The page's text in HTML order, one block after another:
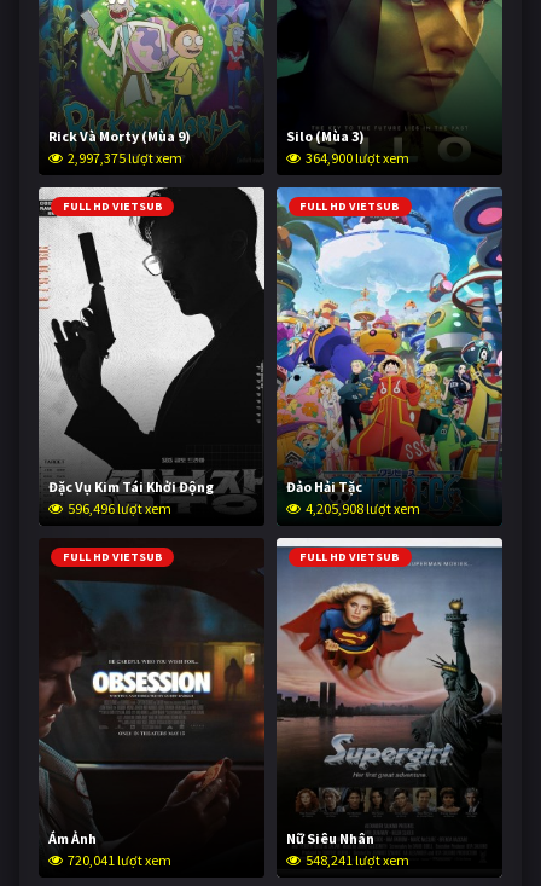
Rick Và Morty (Mùa 9)
2,997,375 lượt xem
Silo (Mùa 3)
364,900 lượt xem
FULL HD VIETSUB
Đặc Vụ Kim Tái Khởi Động
596,496 lượt xem
FULL HD VIETSUB
Đảo Hải Tặc
4,205,908 lượt xem
FULL HD VIETSUB
Ám Ảnh
720,041 lượt xem
FULL HD VIETSUB
Nữ Siêu Nhân
548,241 lượt xem